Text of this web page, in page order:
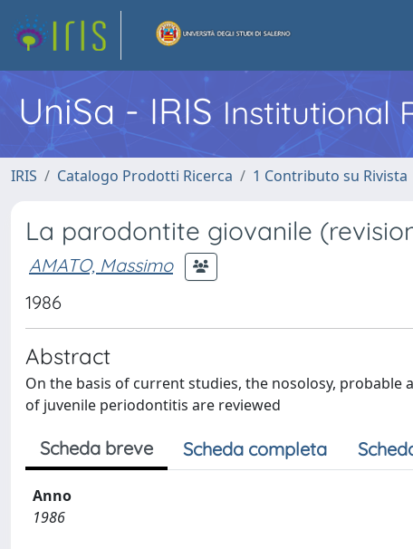
UniSa - IRIS Institutional
IRIS Catalogo Prodotti Ricerca 1 Contributo su Rivista
La parodontite giovanile
AMATO, Massimo
1986
Abstract
On the basis of current studies, the nosolosy,
of juvenile periodontitis are reviewed
Scheda breve Scheda completa
Anno
1986